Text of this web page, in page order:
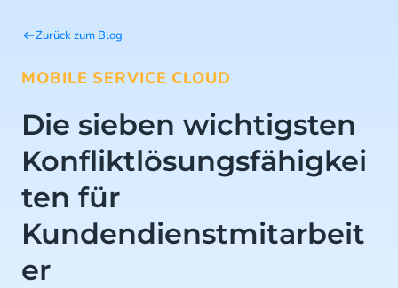
Zurück zum Blog
MOBILE SERVICE CLOUD
Die sieben wichtigsten
Konfliktlösungsfähigkei
ten für
Kundendienstmitarbeit
er